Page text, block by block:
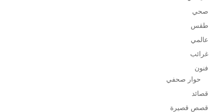
صحي
طقس
عالمي
غرائب
فنون
حوار صحفي
قصائد
قصص قصيرة